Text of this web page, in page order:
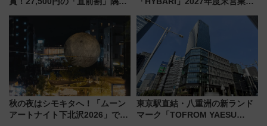
メも持ち込みOK
で水素利活用が加速
秋の夜はシモキタへ！「ムーン
アートナイト下北沢2026」でイ
東京駅直結・八重洲の新ランド
マーク「TOFROM YAESU